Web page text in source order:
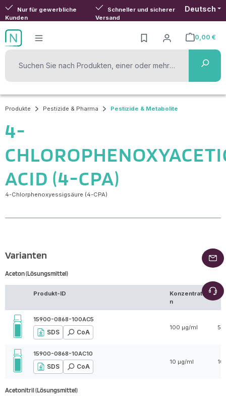
Zum Hauptinhalt springen
Nur für gewerbliche
Kunden
Schneller und sicherer
Versand
Deutsch
0,00 €
Warenkorb
Produkte Pestizide & Pharma Pestizide & Metabolite
4-
ACID (4-CPA)
4-Chlorphenoxyessigsäure (4-CPA)
Varianten
Aceton (Lösungsmittel)
Produkt-ID
Konzentratio
n
15900-0868-100AC5
SDS CoA
100 µg/ml 5
15900-0868-10AC10
SDS CoA
10 µg/ml 10
Acetonitril (Lösungsmittel)